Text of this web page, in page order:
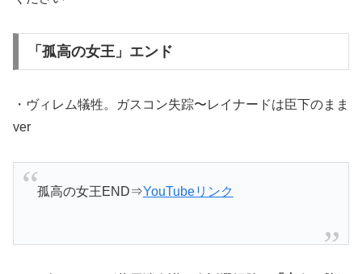
「孤高の女王」エンド
・ヴィレム犠牲。ガスコン失踪〜レイナードは臣下のまま
ver
孤高の女王END⇒YouTubeリンク